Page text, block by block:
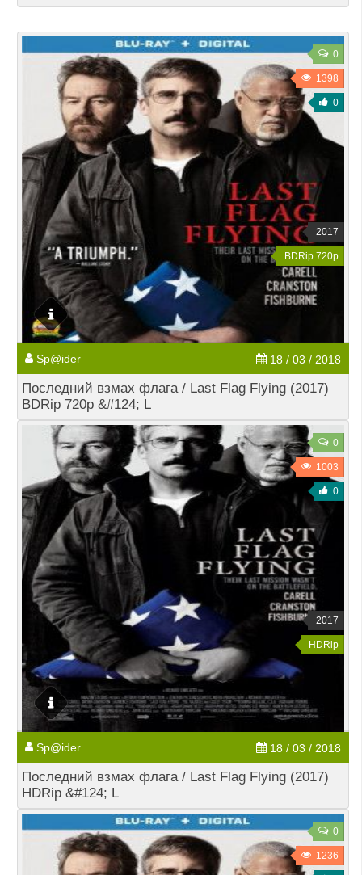
0
1398
0
2017
BDRip 720p
Sp@ider 18 / 03 / 2018
Последний взмах флага / Last Flag Flying (2017)
BDRip 720p &#124; L
0
1003
0
2017
HDRip
Sp@ider 18 / 03 / 2018
Последний взмах флага / Last Flag Flying (2017)
HDRip &#124; L
0
1236